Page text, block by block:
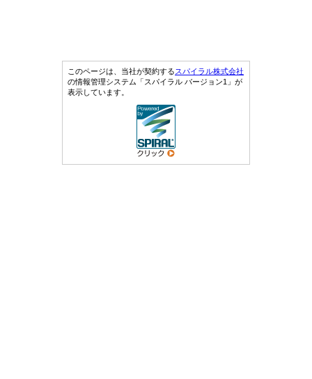
このページは、当社が契約するスパイラル株式会社
の情報管理システム「スパイラル バージョン1」が
表示しています。